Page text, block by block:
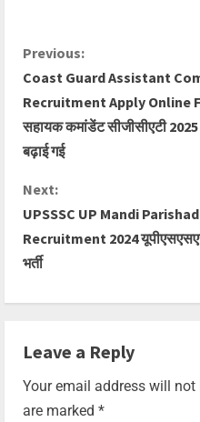
Previous:
Coast Guard Assistant
Recruitment Apply Online
सहायक कमांडेंट सीजीसीएटी
बढ़ाई गई
Next:
UPSSSC UP Mandi
Recruitment 2024
भर्ती
Leave a Reply
Your email address will not
are marked *